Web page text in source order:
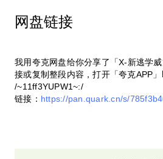
网盘链接
我用夸克网盘给你分享了「X-新逃学
接或复制整段内容，打开「夸克APP」
/~11ff3YUPW1~:/
链接： https://pan.quark.cn/s/